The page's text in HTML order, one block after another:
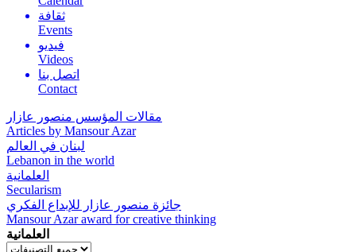
ثقافة
Events
فيديو
Videos
اتصل بنا
Contact
مقالات المؤسس منصور عازار
Articles by Mansour Azar
لبنان في العالم
Lebanon in the world
العلمانية
Secularism
جائزة منصور عازار للإبداع الفكري
Mansour Azar award for creative thinking
العلمانية